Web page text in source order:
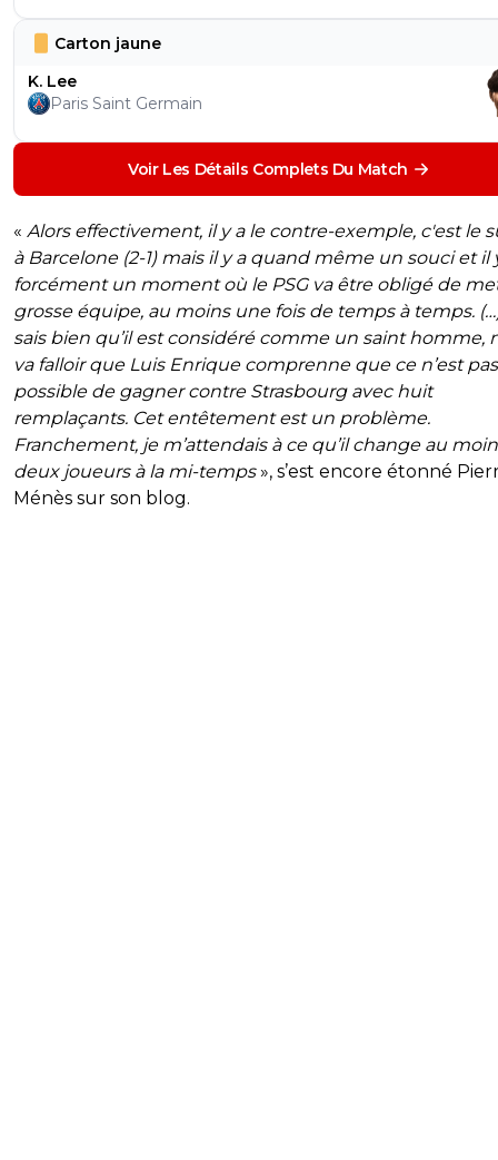
Carton jaune
K. Lee
Paris Saint Germain
Voir Les Détails Complets Du Match
« Alors effectivement, il y a le contre-exemple, c'est le
à Barcelone (2-1) mais il y a quand même un souci et il
forcément un moment où le PSG va être obligé de
grosse équipe, au moins une fois de temps à temps.
sais bien qu’il est considéré comme un saint homme,
va falloir que Luis Enrique comprenne que ce n’est pas
possible de gagner contre Strasbourg avec huit
remplaçants. Cet entêtement est un problème.
Franchement, je m’attendais à ce qu’il change au
deux joueurs à la mi-temps», s’est encore étonné
Ménès sur son blog.